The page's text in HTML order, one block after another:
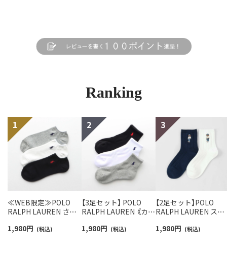
Ranking
≪WEB限定≫POLO
RALPH LAUREN さら
スニーカー丈ソックス
1,980円 (税込)
【3足セット】 POLO
RALPH LAUREN 《カラ
ンポイントソックス シ
1,980円 (税込)
【2足セット】POLO
RALPH LAUREN スタ
ロベア オーガニック
1,980円 (税込)